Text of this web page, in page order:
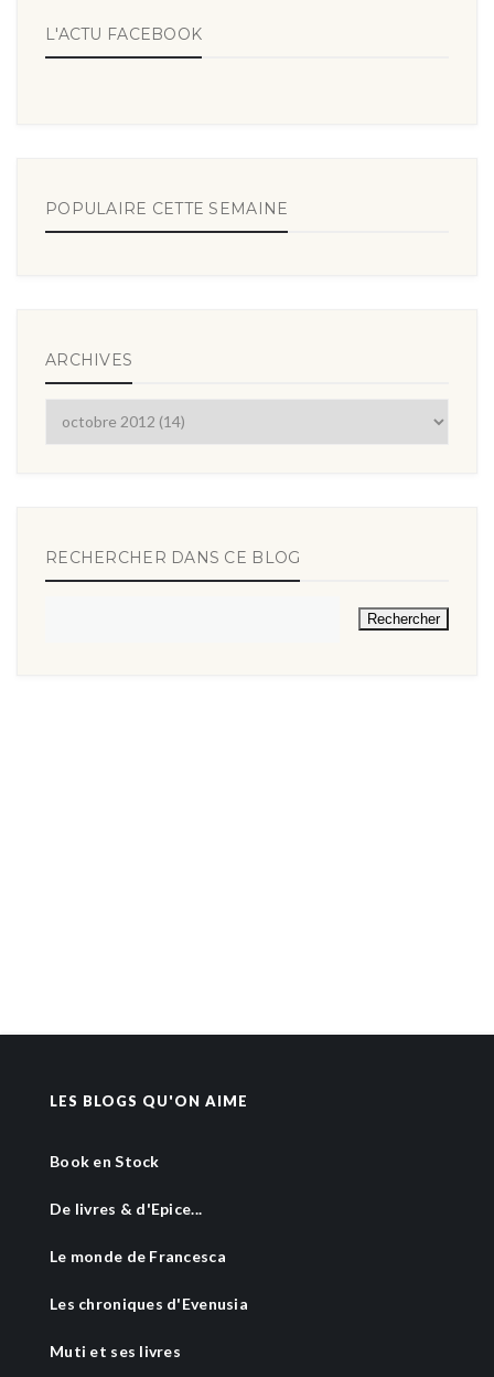
L'ACTU FACEBOOK
POPULAIRE CETTE SEMAINE
ARCHIVES
RECHERCHER DANS CE BLOG
LES BLOGS QU'ON AIME
Book en Stock
De livres & d'Epice...
Le monde de Francesca
Les chroniques d'Evenusia
Muti et ses livres